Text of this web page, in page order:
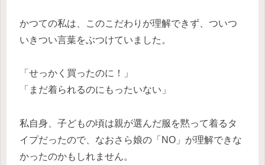
かつての私は、このこだわりが理解できず、ついつ
いきつい言葉をぶつけていました。
「せっかく買ったのに！」
「まだ着られるのにもったいない」
私自身、子どもの頃は親が選んだ服を黙って着るタ
イプだったので、なおさら娘の「NO」が理解できな
かったのかもしれません。